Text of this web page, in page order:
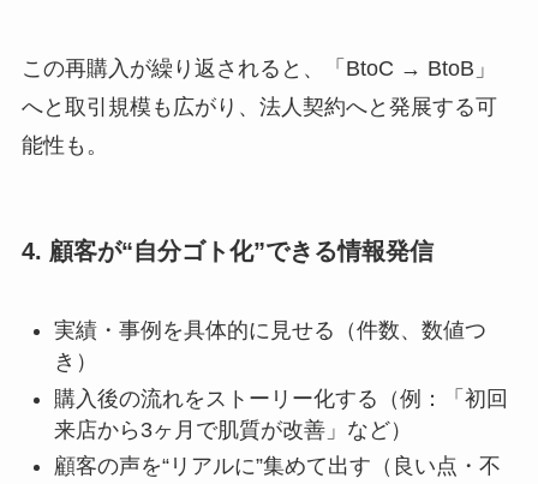
この再購入が繰り返されると、「BtoC → BtoB」
へと取引規模も広がり、法人契約へと発展する可
能性も。
4. 顧客が“自分ゴト化”できる情報発信
実績・事例を具体的に見せる（件数、数値つ
き）
購入後の流れをストーリー化する（例：「初回
来店から3ヶ月で肌質が改善」など）
顧客の声を“リアルに”集めて出す（良い点・不